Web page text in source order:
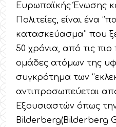
Ευρωπαϊκής Ένωσης
Πολιτείες, είναι ένα
κατασκεύασμα’’ που
50 χρόνια, από τις πιο
ομάδες ατόμων της
συγκρότημα των
αντιπροσωπεύεται
Εξουσιαστών όπως
Bilderberg(Bilderberg